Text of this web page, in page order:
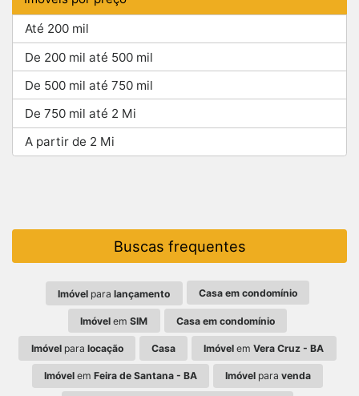
Até 200 mil
De 200 mil até 500 mil
De 500 mil até 750 mil
De 750 mil até 2 Mi
A partir de 2 Mi
Buscas frequentes
Imóvel paralançamento Casa em condomínio
Imóvel emSIM Casa em condomínio
Imóvelpara locação Casa Imóvel emVera Cruz - BA
Imóvelem Feira de Santana - BA Imóvel paravenda